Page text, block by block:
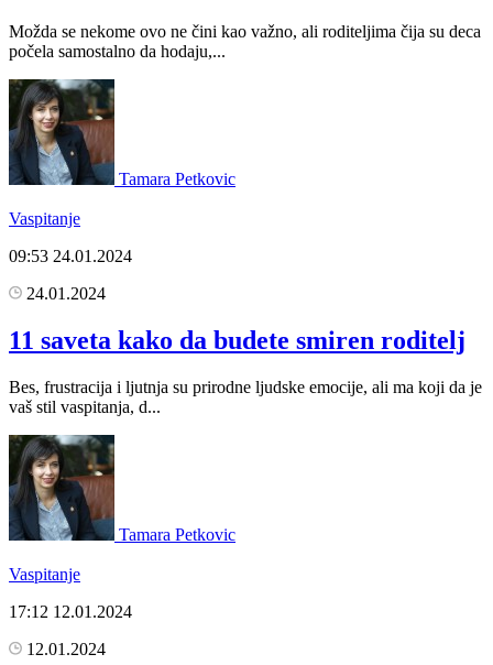
Možda se nekome ovo ne čini kao važno, ali roditeljima čija su deca
počela samostalno da hodaju,...
Tamara Petkovic
Vaspitanje
09:53 24.01.2024
24.01.2024
11 saveta kako da budete smiren roditelj
Bes, frustracija i ljutnja su prirodne ljudske emocije, ali ma koji da je
vaš stil vaspitanja, d...
Tamara Petkovic
Vaspitanje
17:12 12.01.2024
12.01.2024